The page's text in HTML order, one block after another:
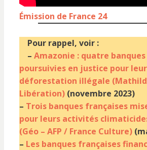
Émission de France 24
Pour rappel, voir :
– Amazonie : quatre
poursuivies en justice pour
déforestation illégale
Libération)(novembre 2023)
– Trois banques françaises
pour leurs activités
(Géo – AFP / France Culture)
– Les banques françaises